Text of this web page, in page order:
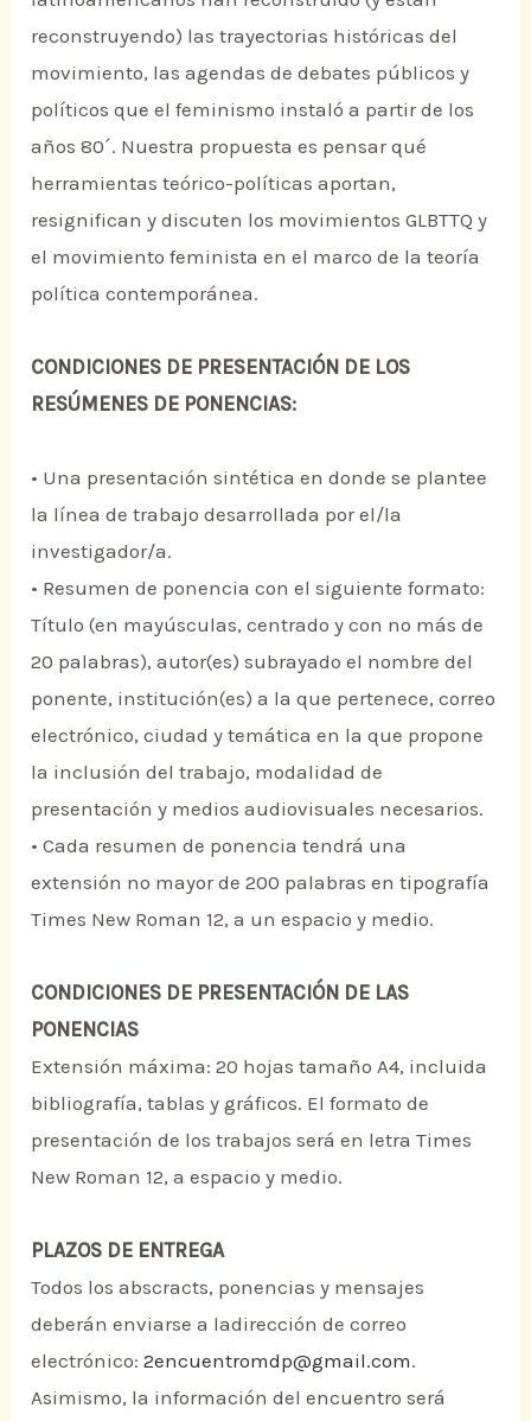
reconstruyendo) las trayectorias históricas del
movimiento, las agendas de debates públicos y
políticos que el feminismo instaló a partir de los
años 80´. Nuestra propuesta es pensar qué
herramientas teórico-políticas aportan,
resignifican y discuten los movimientos GLBTTQ y
el movimiento feminista en el marco de la teoría
política contemporánea.
CONDICIONES DE PRESENTACIÓN DE LOS
RESÚMENES DE PONENCIAS:
• Una presentación sintética en donde se plantee
la línea de trabajo desarrollada por el/la
investigador/a.
• Resumen de ponencia con el siguiente formato:
Título (en mayúsculas, centrado y con no más de
20 palabras), autor(es) subrayado el nombre del
ponente, institución(es) a la que pertenece, correo
electrónico, ciudad y temática en la que propone
la inclusión del trabajo, modalidad de
presentación y medios audiovisuales necesarios.
• Cada resumen de ponencia tendrá una
extensión no mayor de 200 palabras en tipografía
Times New Roman 12, a un espacio y medio.
CONDICIONES DE PRESENTACIÓN DE LAS
PONENCIAS
Extensión máxima: 20 hojas tamaño A4, incluida
bibliografía, tablas y gráficos. El formato de
presentación de los trabajos será en letra Times
New Roman 12, a espacio y medio.
PLAZOS DE ENTREGA
Todos los abscracts, ponencias y mensajes
deberán enviarse a ladirección de correo
electrónico:2encuentromdp@gmail.com.
Asimismo, la información del encuentro será